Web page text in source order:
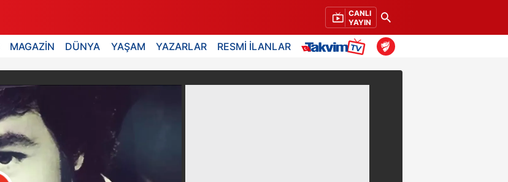
CANLI
YAYIN
MAGAZİN DÜNYA YAŞAM YAZARLAR RESMİ İLANLAR